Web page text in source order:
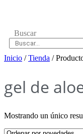
Buscar
Inicio /Tienda /
gel de
Mostrando un único